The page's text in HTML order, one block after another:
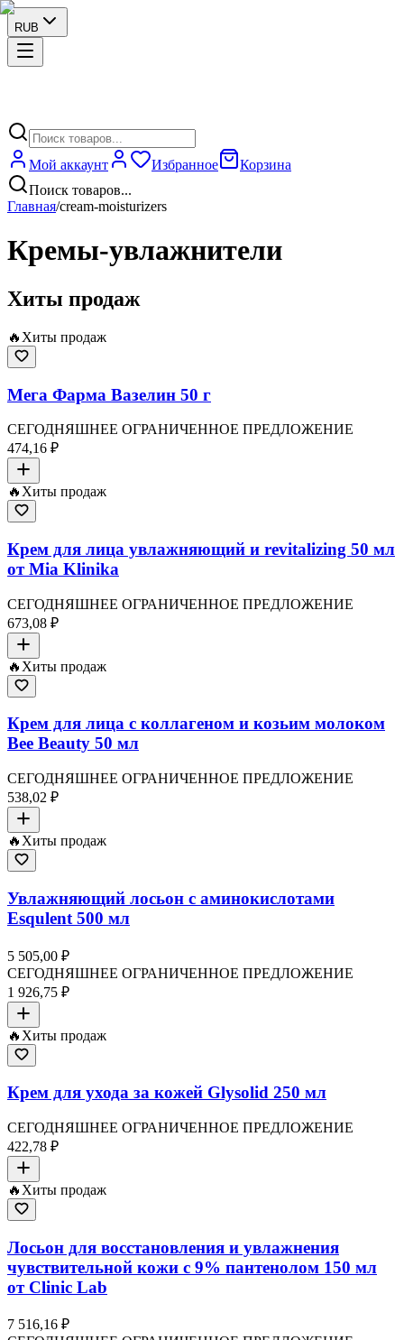
RUB
Мой аккаунт Избранное
Корзина
Поиск товаров...
Главная/cream-moisturizers
Кремы-увлажнители
Хиты продаж
🔥 Хиты продаж
Мега Фарма Вазелин 50 г
СЕГОДНЯШНЕЕ ОГРАНИЧЕННОЕ ПРЕДЛОЖЕНИЕ
474,16 ₽
🔥 Хиты продаж
Крем для лица увлажняющий и revitalizing 50 мл
от Mia Klinika
СЕГОДНЯШНЕЕ ОГРАНИЧЕННОЕ ПРЕДЛОЖЕНИЕ
673,08 ₽
🔥 Хиты продаж
Крем для лица с коллагеном и козьим молоком
Bee Beauty 50 мл
СЕГОДНЯШНЕЕ ОГРАНИЧЕННОЕ ПРЕДЛОЖЕНИЕ
538,02 ₽
🔥 Хиты продаж
Увлажняющий лосьон с аминокислотами
Esqulent 500 мл
5 505,00 ₽
СЕГОДНЯШНЕЕ ОГРАНИЧЕННОЕ ПРЕДЛОЖЕНИЕ
1 926,75 ₽
🔥 Хиты продаж
Крем для ухода за кожей Glysolid 250 мл
СЕГОДНЯШНЕЕ ОГРАНИЧЕННОЕ ПРЕДЛОЖЕНИЕ
422,78 ₽
🔥 Хиты продаж
Лосьон для восстановления и увлажнения
чувствительной кожи с 9% пантенолом 150 мл
от Clinic Lab
7 516,16 ₽